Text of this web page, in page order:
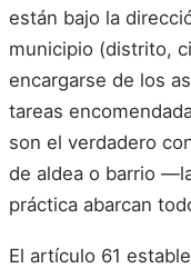
están bajo la
municipio (distrito,
encargarse de los
tareas
son el verdadero
de aldea o barrio
práctica abarcan
El artículo 61